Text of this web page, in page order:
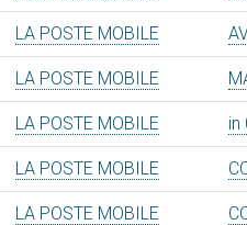
LA POSTE MOBILE
LA POSTE MOBILE
LA POSTE MOBILE in
LA POSTE MOBILE
LA POSTE MOBILE